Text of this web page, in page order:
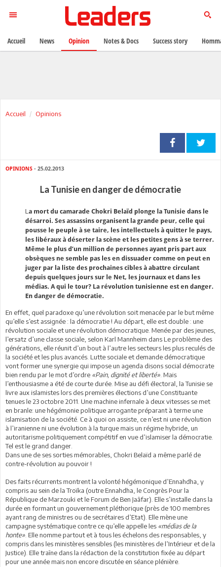
Accueil Opinions
OPINIONS - 25.02.2013
La Tunisie en danger de démocratie
L a mort du camarade Chokri Belaïd plonge la Tunisie dans le
désarroi. Ses assassins organisent la grande peur, celle qui
pousse le peuple à se taire, les intellectuels à quitter le pays,
les libéraux à déserter la scène et les petites gens à se terrer.
Même le plus d’un million de personnes ayant pris part aux
obsèques ne semble pas les en dissuader comme on peut en
juger par la liste des prochaines cibles à abattre circulant
depuis quelques jours sur le Net, les journaux et dans les
médias. A qui le tour? La révolution tunisienne est en danger.
En danger de démocratie.
En effet, quel paradoxe qu’une révolution soit menacée par le but même
qu’elle s’est assignée : la démocratie ! Au départ, elle est double : une
révolution sociale et une révolution démocratique. Menée par des jeunes,
l’ersatz d’une classe sociale, selon Karl Mannheim dans Le problème des
générations, elle réunit d’un bout à l’autre les secteurs les plus reculés de
la société et les plus avancés. Lutte sociale et demande démocratique
vont former une synergie qui impose un agenda disons social démocrate
bien rendu par le mot d’ordre «Pain, dignité et liberté» . Mais
l’enthousiasme a été de courte durée. Mise au défi électoral, la Tunisie se
livre aux islamistes lors des premières élections d’une Constituante
tenues le 23 octobre 2011. Une machine infernale à deux vitesses se met
en branle: une hégémonie politique arrogante préparant à terme une
islamisation de la société. Ce à quoi on assiste, ce n’est ni une révolution
à l’iranienne ni une évolution à la turque mais un régime hybride, un
autoritarisme politiquement compétitif en vue d’islamiser la démocratie.
Tel est le grand danger.
Dans une de ses sorties mémorables, Chokri Belaïd a même parlé de
contre-révolution au pouvoir !
Des faits récurrents montrent la volonté hégémonique d’Ennahdha, y
compris au sein de la Troïka (outre Ennahdha, le Congrès Pour la
République de Marzouki et le Forum de Ben Jaâfar). Elle s’installe dans la
durée en formant un gouvernement pléthorique (près de 100 membres
ayant rang de ministres ou de secrétaires d’Etat). Elle mène une
campagne systématique contre ce qu’elle appelle les «médias de la
honte» . Elle nomme partout et à tous les échelons des responsables, y
compris dans les ministères sensibles (les ministères de l’Intérieur et de la
Justice). Elle traîne dans la rédaction de la constitution fixée au départ
pour une année mais non encore discutée en séance plénière.
Accueil News Opinion Notes & Docs Success story